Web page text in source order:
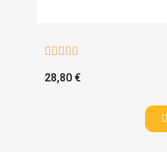
    
28,80 €